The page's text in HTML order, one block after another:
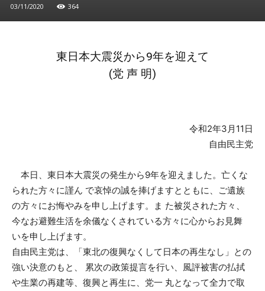
03/11/2020 364
東日本大震災から9年を迎えて
(党 声 明)
令和2年3月11日
自由⺠主党
本日、東日本大震災の発生から9年を迎えました。亡くな
られた方々に謹ん で哀悼の誠を捧げますとともに、ご遺族
の方々にお悔やみを申し上げます。ま た被災された方々、
今なお避難生活を余儀なくされている方々に心からお見舞
いを申し上げます。
自由⺠主党は、「東北の復興なくして日本の再生なし」との
強い決意のもと、 累次の政策提言を行い、風評被害の払拭
や生業の再建等、復興と再生に、党一 丸となって全力で取